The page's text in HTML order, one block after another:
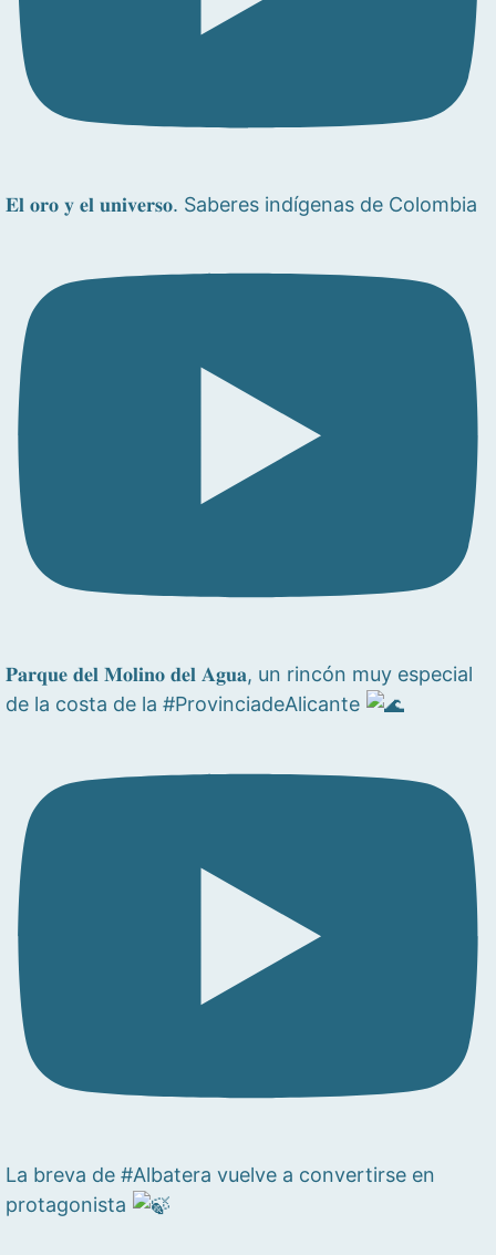
𝐄𝐥 𝐨𝐫𝐨 𝐲 𝐞𝐥 𝐮𝐧𝐢𝐯𝐞𝐫𝐬𝐨. Saberes indígenas de Colombia
𝐏𝐚𝐫𝐪𝐮𝐞 𝐝𝐞𝐥 𝐌𝐨𝐥𝐢𝐧𝐨 𝐝𝐞𝐥 𝐀𝐠𝐮𝐚, un rincón muy especial
de la costa de la #ProvinciadeAlicante
La breva de #Albatera vuelve a convertirse en
protagonista